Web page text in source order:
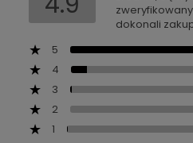
dokonali
5
4
3
2
1